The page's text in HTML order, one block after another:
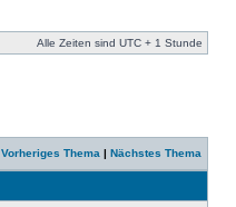
Alle Zeiten sind UTC + 1 Stunde
Vorheriges Thema | Nächstes Thema